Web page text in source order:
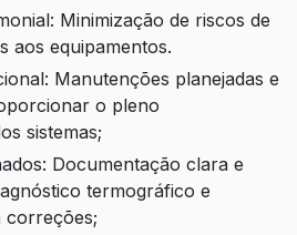
aos equipamentos.
o pleno
sistemas;
termográfico e
correções;